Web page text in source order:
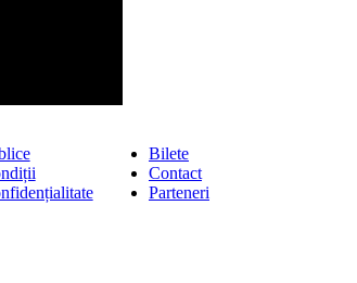
Bilete
Contact
Parteneri